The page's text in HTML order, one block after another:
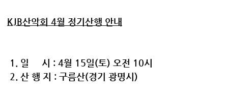
KJB산악회 4월 정기산행 안내
1. 일 시 : 4월 15일(토) 오전 10시
2. 산 행 지 : 구름산(경기 광명시)